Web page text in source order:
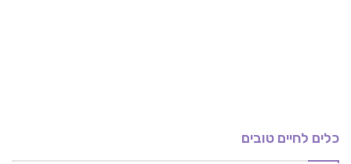
כלים לחיים טובים